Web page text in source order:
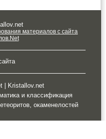
материалов с сайта
| Kristallov.net
и классификация
окаменелостей